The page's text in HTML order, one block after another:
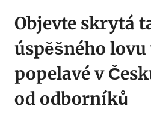
Objevte​ skrytá
úspěšného
popelavé v
od odborníků